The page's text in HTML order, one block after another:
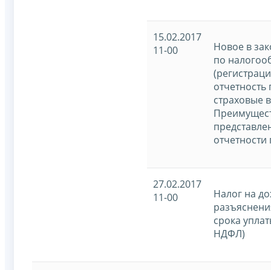
15.02.2017
11-00
Новое в
по
страховые
27.02.2017
11-00
Налог на
срока
НДФЛ)